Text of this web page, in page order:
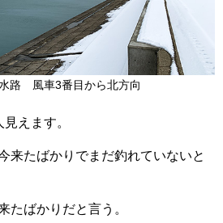
路 風車3番目から北方向
えます。
来たばかりでまだ釣れていないと
たばかりだと言う。